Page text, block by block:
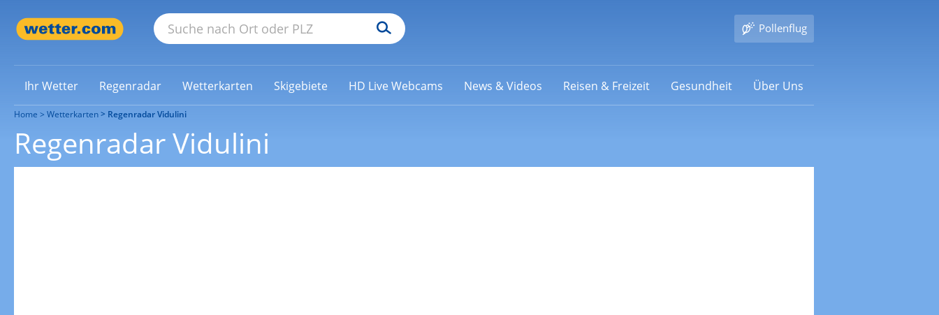
Pollenflug
Ihr Wetter Regenradar Wetterkarten Skigebiete HD Live Webcams News & Videos Reisen & Freizeit Gesundheit Über Uns
Home Wetterkarten Regenradar Vidulini
Regenradar Vidulini